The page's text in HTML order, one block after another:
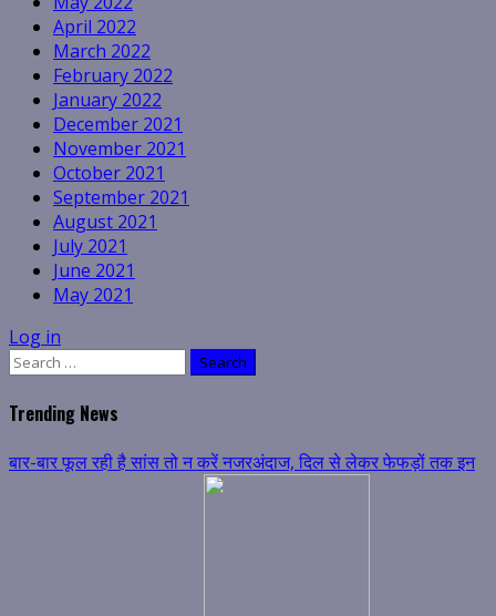
April 2022
March 2022
February 2022
January 2022
December 2021
November 2021
October 2021
September 2021
August 2021
July 2021
June 2021
May 2021
Log in
Search
Trending News
बार-बार फूल रही है सांस तो न करें नजरअंदाज, दिल से लेकर फेफड़ों तक इन